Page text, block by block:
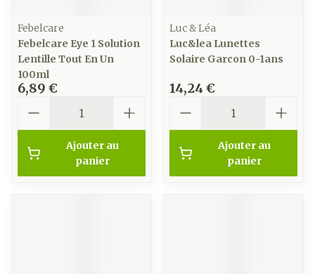
Febelcare
Febelcare Eye 1 Solution
Lentille Tout En Un
100ml
6,89 €
Ajouter au
panier
Luc & Léa
Luc&lea Lunettes
Solaire Garcon 0-1ans
14,24 €
Ajouter au
panier